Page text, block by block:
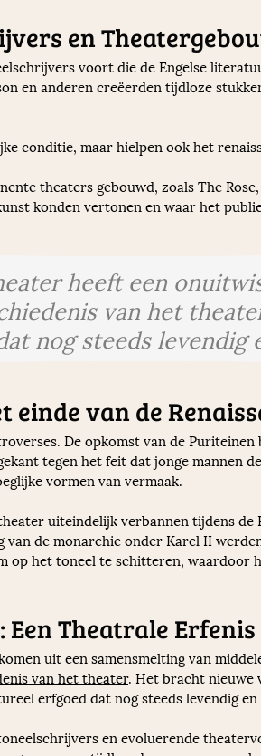
en
voort die de Engelse
en anderen creëerden tijdloze
conditie, maar hielpen ook het
theaters gebouwd, zoals The
konden vertonen en waar het
heeft een
van het
nog steeds levendig
van de
De opkomst van de
tegen het feit dat jonge mannen
vormen van vermaak.
uiteindelijk verbannen tijdens de
de monarchie onder Karel II
op het toneel te schitteren, waardoor
Een Theatrale Erfenis
uit een samensmelting van
van het theater. Het bracht nieuwe
erfgoed dat nog steeds levendig
en evoluerende